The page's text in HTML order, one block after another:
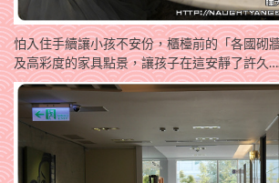
怕入住手續讓小孩不安份，櫃檯前的「各國砌
及高彩度的家具點景，讓孩子在這安靜了許久